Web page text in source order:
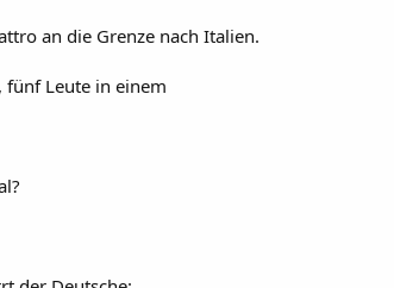
an die Grenze nach Italien.
fünf Leute in einem